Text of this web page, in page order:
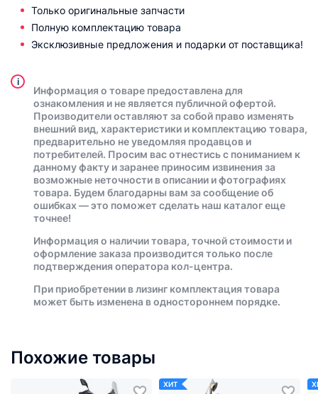
Только оригинальные запчасти
Полную комплектацию товара
Эксклюзивные предложения и подарки от поставщика!
i
Информация о товаре предоставлена для
ознакомления и не является публичной офертой.
Производители оставляют за собой право изменять
внешний вид, характеристики и комплектацию товара,
предварительно не уведомляя продавцов и
потребителей. Просим вас отнестись с пониманием к
данному факту и заранее приносим извинения за
возможные неточности в описании и фотографиях
товара. Будем благодарны вам за сообщение об
ошибках — это поможет сделать наш каталог еще
точнее!
Информация о наличии товара, точной стоимости и
оформление заказа производится только после
подтверждения оператора кол-центра.
При приобретении в лизинг комплектация товара
может быть изменена в одностороннем порядке.
Похожие товары
ХИТ